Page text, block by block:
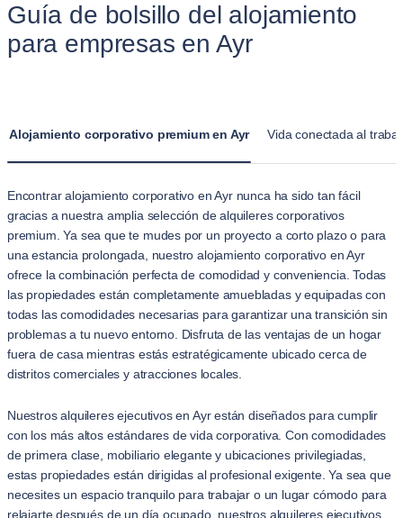
Guía de bolsillo del alojamiento
para empresas en Ayr
Alojamiento corporativo premium en Ayr Vida conectada al
Encontrar alojamiento corporativo en Ayr nunca ha sido tan fácil
gracias a nuestra amplia selección de alquileres corporativos
premium. Ya sea que te mudes por un proyecto a corto plazo o para
una estancia prolongada, nuestro alojamiento corporativo en Ayr
ofrece la combinación perfecta de comodidad y conveniencia. Todas
las propiedades están completamente amuebladas y equipadas con
todas las comodidades necesarias para garantizar una transición sin
problemas a tu nuevo entorno. Disfruta de las ventajas de un hogar
fuera de casa mientras estás estratégicamente ubicado cerca de
distritos comerciales y atracciones locales.
Nuestros alquileres ejecutivos en Ayr están diseñados para cumplir
con los más altos estándares de vida corporativa. Con comodidades
de primera clase, mobiliario elegante y ubicaciones privilegiadas,
estas propiedades están dirigidas al profesional exigente. Ya sea que
necesites un espacio tranquilo para trabajar o un lugar cómodo para
relajarte después de un día ocupado, nuestros alquileres ejecutivos